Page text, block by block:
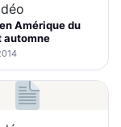
Amérique du
automne